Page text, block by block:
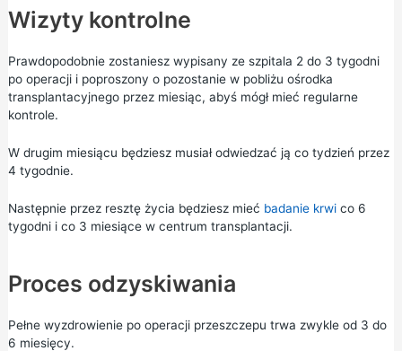
Wizyty kontrolne
Prawdopodobnie zostaniesz wypisany ze szpitala 2 do 3 tygodni
po operacji i poproszony o pozostanie w pobliżu ośrodka
transplantacyjnego przez miesiąc, abyś mógł mieć regularne
kontrole.
W drugim miesiącu będziesz musiał odwiedzać ją co tydzień przez
4 tygodnie.
Następnie przez resztę życia będziesz mieć badanie krwico 6
tygodni i co 3 miesiące w centrum transplantacji.
Proces odzyskiwania
Pełne wyzdrowienie po operacji przeszczepu trwa zwykle od 3 do
6 miesięcy.